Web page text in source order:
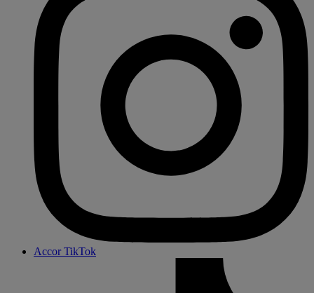
Accor TikTok